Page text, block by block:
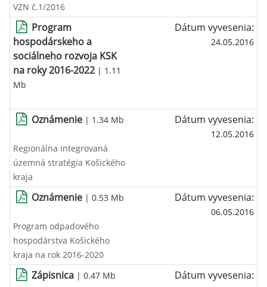
VZN č.1/2016
Program
hospodárskeho a
sociálneho rozvoja KSK
na roky 2016-2022 | 1.11
Mb
Dátum vyvesenia:
24.05.2016
Oznámenie | 1.34 Mb Dátum vyvesenia:
12.05.2016
Regionálna integrovaná
územná stratégia Košického
kraja
Oznámenie | 0.53 Mb Dátum vyvesenia:
06.05.2016
Program odpadového
hospodárstva Košického
kraja na rok 2016-2020
Zápisnica | 0.47 Mb Dátum vyvesenia: